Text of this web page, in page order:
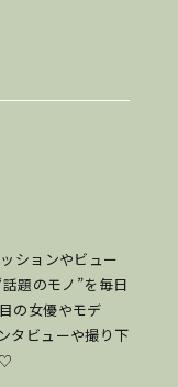
ションやビュー
題のモノ”を毎日
の女優やモデ
タビューや撮り下